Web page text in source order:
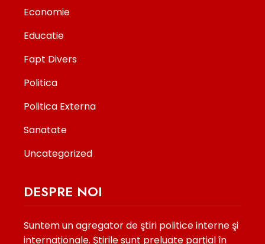
Economie
Educatie
Fapt Divers
Politica
Politica Externa
Sanatate
Uncategorized
DESPRE NOI
Suntem un agregator de ştiri politice interne şi
internaţionale. Ştirile sunt preluate parţial în